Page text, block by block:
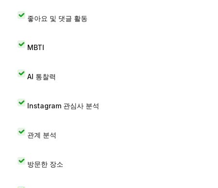
좋아요 및 댓글 활동
MBTI
AI 통찰력
Instagram 관심사 분석
관계 분석
방문한 장소